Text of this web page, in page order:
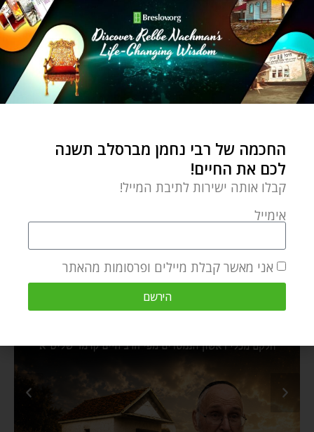
החכמה של רבי נחמן מברסלב תשנה
לכם את החיים!
קבלו אותה ישירות לתיבת המייל!
אימייל
אני מאשר קבלת מיילים ופרסומות מהאתר
הירשם